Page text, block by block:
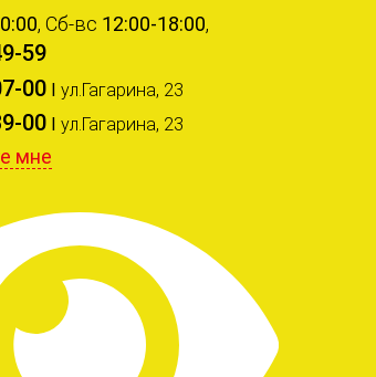
, Сб-вс 12:00-18:00,
59
00 I ул.Гагарина, 23
00 I ул.Гагарина, 23
мне